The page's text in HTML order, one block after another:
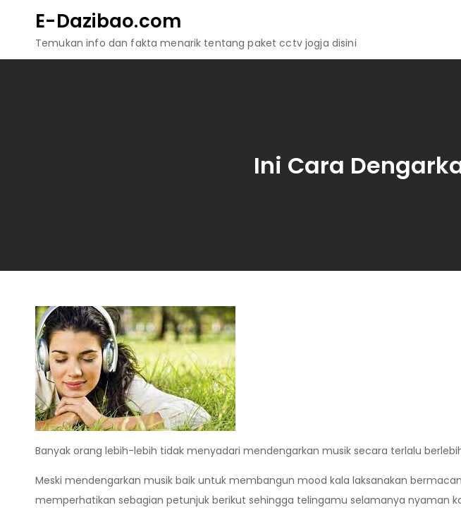
content
E-Dazibao.com
Temukan info dan fakta menarik tentang paket cctv jogja disini
Ini Cara
Banyak orang lebih-lebih tidak menyadari mendengarkan musik secara terlalu
Meski mendengarkan musik baik untuk membangun mood kala laksanakan
memperhatikan sebagian petunjuk berikut sehingga telingamu selamanya nyaman